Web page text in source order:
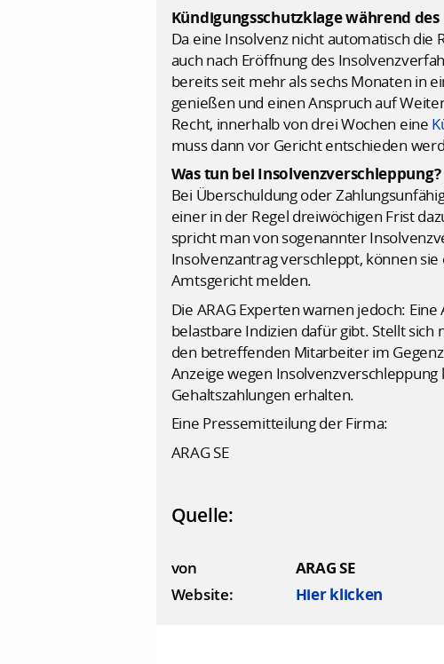
Kündigungsschutzklage während
Da eine Insolvenz nicht automatisch
auch nach Eröffnung des
bereits seit mehr als sechs Monaten in
genießen und einen Anspruch auf
Recht, innerhalb von drei Wochen eine
muss dann vor Gericht entschieden
Was tun bei Insolvenzverschleppung?
Bei Überschuldung oder
einer in der Regel dreiwöchigen Frist
spricht man von sogenannter
Insolvenzantrag verschleppt, können
Amtsgericht melden.
Die ARAG Experten warnen jedoch:
belastbare Indizien dafür gibt. Stellt
den betreffenden Mitarbeiter im
Anzeige wegen
Gehaltszahlungen erhalten.
Eine Pressemitteilung der Firma:
ARAG SE
Quelle:
von
ARAG SE
Website:
Hier klicken